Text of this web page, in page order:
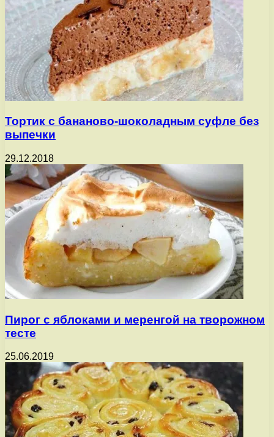
Тортик с бананово-шоколадным суфле без
выпечки
29.12.2018
Пирог с яблоками и меренгой на творожном
тесте
25.06.2019